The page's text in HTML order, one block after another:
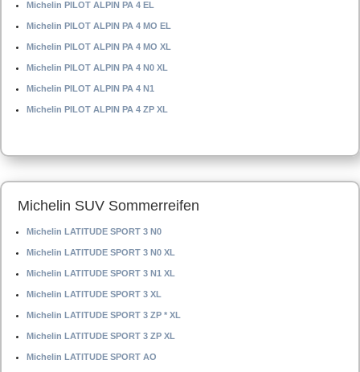
Michelin PILOT ALPIN PA 4 EL
Michelin PILOT ALPIN PA 4 MO EL
Michelin PILOT ALPIN PA 4 MO XL
Michelin PILOT ALPIN PA 4 N0 XL
Michelin PILOT ALPIN PA 4 N1
Michelin PILOT ALPIN PA 4 ZP XL
Michelin SUV Sommerreifen
Michelin LATITUDE SPORT 3 N0
Michelin LATITUDE SPORT 3 N0 XL
Michelin LATITUDE SPORT 3 N1 XL
Michelin LATITUDE SPORT 3 XL
Michelin LATITUDE SPORT 3 ZP * XL
Michelin LATITUDE SPORT 3 ZP XL
Michelin LATITUDE SPORT AO